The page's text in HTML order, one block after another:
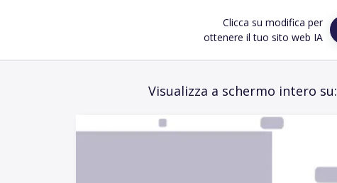
Clicca su modifica per
ottenere il tuo sito web IA
Visualizza a schermo intero su: